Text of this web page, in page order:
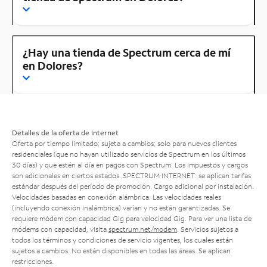
¿Hay una tienda de Spectrum cerca de mí
en Dolores?
Detalles de la oferta de Internet
Oferta por tiempo limitado; sujeta a cambios; solo para nuevos clientes
residenciales (que no hayan utilizado servicios de Spectrum en los últimos
30 días) y que estén al día en pagos con Spectrum. Los impuestos y cargos
son adicionales en ciertos estados. SPECTRUM INTERNET: se aplican tarifas
estándar después del período de promoción. Cargo adicional por instalación.
Velocidades basadas en conexión alámbrica. Las velocidades reales
(incluyendo conexión inalámbrica) varían y no están garantizadas. Se
requiere módem con capacidad Gig para velocidad Gig. Para ver una lista de
módems con capacidad, visita spectrum.net/modem . Servicios sujetos a
todos los términos y condiciones de servicio vigentes, los cuales están
sujetos a cambios. No están disponibles en todas las áreas. Se aplican
restricciones.